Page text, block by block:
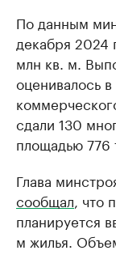
По данным
декабря 2024
млн кв. м.
оценивалось
сдали 130
площадью 776
Глава
сообщал ,
планируется
м жилья.